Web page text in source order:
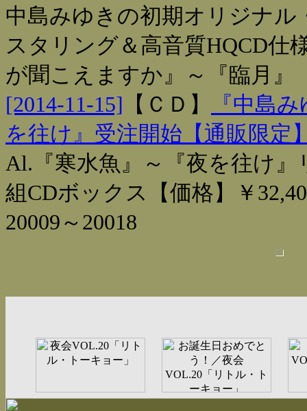
中島みゆきの初期オリジナル
スタリング＆高音質HQCD仕
が聞こえますか』～『臨月』
[2014-11-15] 【 ＣＤ 】
『中島
を往け』受注開始【通販限定
Al.『寒水魚』～『夜を往け』
組CDボックス【価格】￥
20009～20018